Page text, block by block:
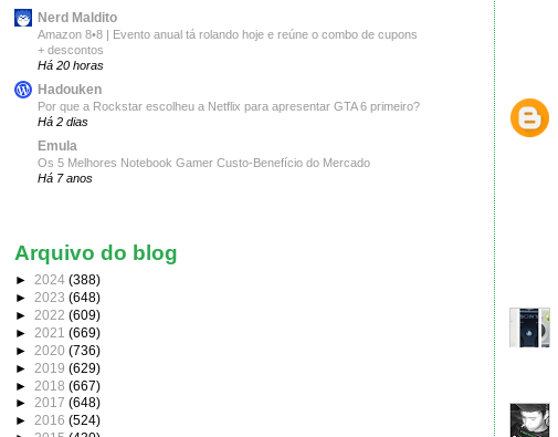
Nerd Maldito
Amazon 8•8 | Evento anual tá rolando hoje e reúne o combo de cupons
+ descontos
Há 20 horas
Hadouken
Por que a Rockstar escolheu a Netflix para apresentar GTA 6 primeiro?
Há 2 dias
Emula
Os 5 Melhores Notebook Gamer Custo-Benefício do Mercado
Há 7 anos
Arquivo do blog
► 2024 (388)
► 2023 (648)
► 2022 (609)
► 2021 (669)
► 2020 (736)
► 2019 (629)
► 2018 (667)
► 2017 (648)
► 2016 (524)